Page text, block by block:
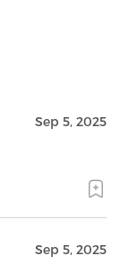
Sep 5, 2025
Sep 5, 2025